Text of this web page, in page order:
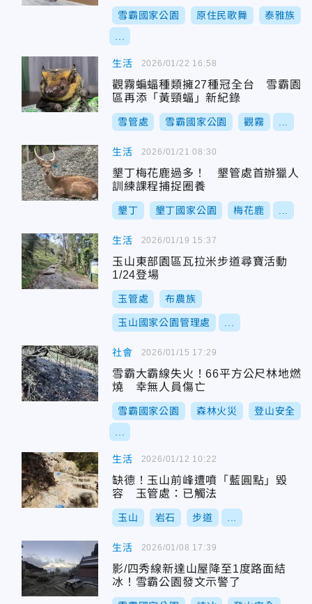
雪霸國家公園 原住民歌舞 泰雅族
生活
觀霧蝙蝠種類擁27種冠全台 雪霸園
區再添「黃頸蝠」新紀錄
雪管處 雪霸國家公園 觀霧
2026/01/22 16:58
生活
墾丁梅花鹿過多！ 墾管處首辦獵人
訓練課程捕捉圈養
墾丁 墾丁國家公園 梅花鹿
2026/01/21 08:30
生活
玉山東部園區瓦拉米步道尋寶活動
1/24登場
玉管處 布農族
玉山國家公園管理處
2026/01/19 15:37
社會
雪霸大霸線失火！66平方公尺林地燃
燒 幸無人員傷亡
雪霸國家公園 森林火災 登山安全
2026/01/15 17:29
生活
缺德！玉山前峰遭噴「藍圓點」毀
容 玉管處：已觸法
玉山 岩石 步道
2026/01/12 10:22
生活
影/四秀線新達山屋降至1度路面結
冰！雪霸公園發文示警了
2026/01/08 17:39